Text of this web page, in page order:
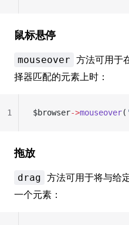
鼠标悬停
mouseover 方法可用于
择器匹配的元素上时：
$browser->mouseover(
1
拖放
drag 方法可用于将与给
一个元素：